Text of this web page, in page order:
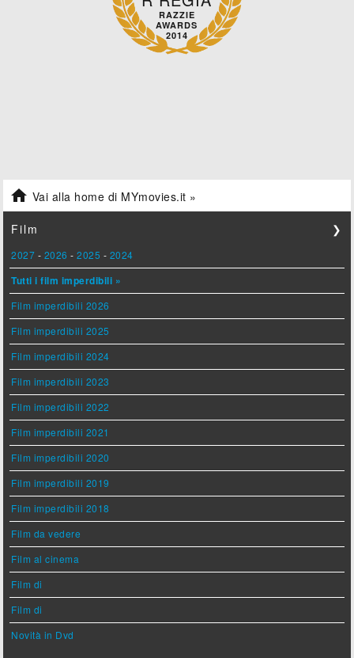
RAZZIE
AWARDS
2014
 Vai alla home di MYmovies.it »
Film ❯
2027 - 2026 -2025 - 2024
Tutti i film imperdibili »
Film imperdibili 2026
Film imperdibili 2025
Film imperdibili 2024
Film imperdibili 2023
Film imperdibili 2022
Film imperdibili 2021
Film imperdibili 2020
Film imperdibili 2019
Film imperdibili 2018
Film da vedere
Film al cinema
Film di
Film di
Novità in Dvd